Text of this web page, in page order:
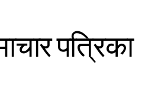
पत्रिका